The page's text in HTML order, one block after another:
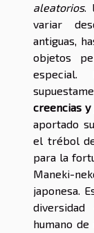
aleatorios.
variar
antiguas,
objetos
creencias y
aportado
el trébol
para la
Maneki-
japonesa.
humano